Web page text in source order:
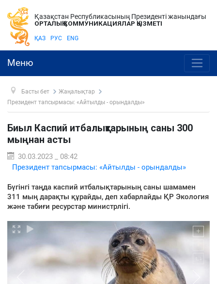
Қазақстан Республикасының Президенті жанындағы
ОРТАЛЫҚ КОММУНИКАЦИЯЛАР ҚЫЗМЕТІ
ҚАЗ РУС ENG
Меню
Басты бет
Жаңалықтар
Президент тапсырмасы: «Айтылды - орындалды»
Биыл Каспий итбалықтарының саны 300
мыңнан асты
30.03.2023 _ 08:42
Президент тапсырмасы: «Айтылды - орындалды»
Бүгінгі таңда каспий итбалықтарының саны шамамен
311 мың дарақты құрайды, деп хабарлайды ҚР Экология
және табиғи ресурстар министрлігі.